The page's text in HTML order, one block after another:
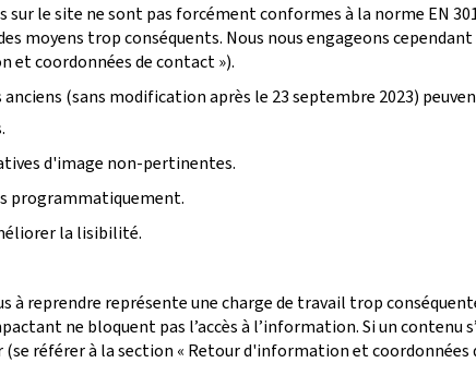
le site ne sont pas forcément conformes à la norme EN
trop conséquents. Nous nous engageons cependant
et coordonnées de contact »).
(sans modification après le 23 septembre 2023)
d'image non-pertinentes.
programmatiquement.
la lisibilité.
à reprendre représente une charge de travail trop
ne bloquent pas l’accès à l’information. Si un contenu
(se référer à la section « Retour d'information et